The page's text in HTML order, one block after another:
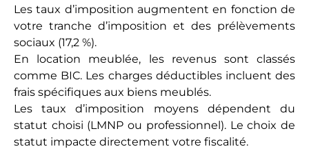
Les taux d’imposition augmentent en fonction de
votre tranche d’imposition et des prélèvements
sociaux (17,2 %).
En location meublée, les revenus sont classés
comme BIC. Les charges déductibles incluent des
frais spécifiques aux biens meublés.
Les taux d’imposition moyens dépendent du
statut choisi (LMNP ou professionnel). Le choix de
statut impacte directement votre fiscalité.